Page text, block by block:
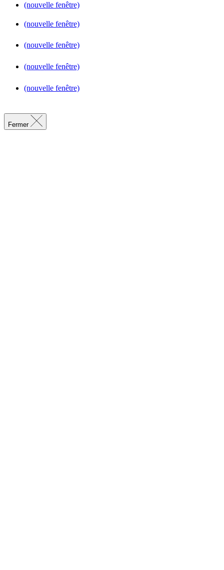
(nouvelle fenêtre)
(nouvelle fenêtre)
(nouvelle fenêtre)
(nouvelle fenêtre)
(nouvelle fenêtre)
Fermer